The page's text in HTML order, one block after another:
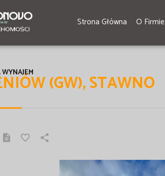
Strona Główna O Firmie
(GW), STAWNO